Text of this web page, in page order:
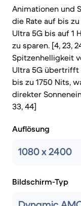
Animationen und
die Rate auf bis
Ultra 5G bis auf 1
zu sparen. [4, 23,
Spitzenhelligkeit
Ultra 5G
bis zu 1750 Nits,
direkter
33, 44]
Auflösung
1080 x 2400
Bildschirm-Typ